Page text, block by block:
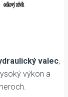
valec,
výkon a